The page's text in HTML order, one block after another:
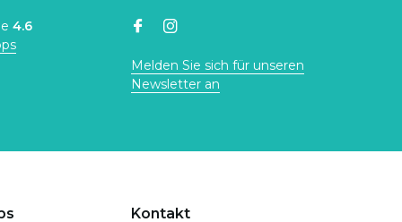
4.6
Melden Sie sich für unseren
Newsletter an
Kontakt